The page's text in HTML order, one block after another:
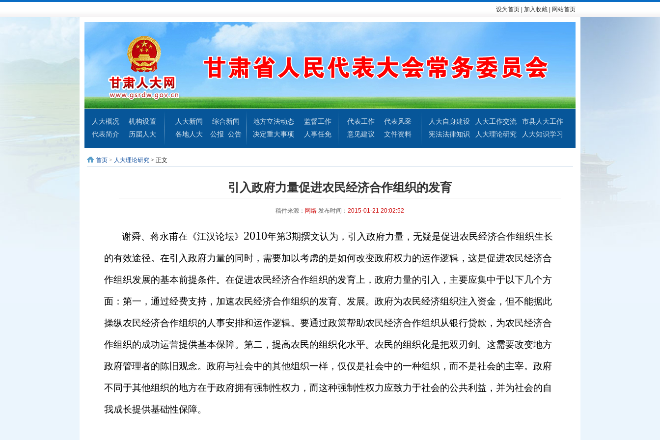
设为首页 加入收藏 网站首页
人大概况
机构设置
代表简介
历届人大
人大新闻
综合新闻
各地人大
公报 公告
地方立法动态
监督工作
决定重大事项
人事任免
代表工作
代表风采
意见建议
文件资料
人大自身建设 人大工作交流
市县人大工作
宪法法律知识
人大理论研究 人大知识学习
首页 > 人大理论研究 > 正文
引入政府力量促进农民经济合作组织的发育
稿件来源： 网络 发布时间： 2015-01-21 20:02:52
谢舜、蒋永甫在《江汉论坛》 2010年第3期撰文认为，引入政府力量，无疑是促进农民经济合作组织生长
的有效途径。在引入政府力量的同时，需要加以考虑的是如何改变政府权力的运作逻辑，这是促进农民经济合
作组织发展的基本前提条件。在促进农民经济合作组织的发育上，政府力量的引入，主要应集中于以下几个方
面：第一，通过经费支持，加速农民经济合作组织的发育、发展。政府为农民经济组织注入资金，但不能据此
操纵农民经济合作组织的人事安排和运作逻辑。要通过政策帮助农民经济合作组织从银行贷款，为农民经济合
作组织的成功运营提供基本保障。第二，提高农民的组织化水平。农民的组织化是把双刃剑。这需要改变地方
政府管理者的陈旧观念。政府与社会中的其他组织一样，仅仅是社会中的一种组织，而不是社会的主宰。政府
不同于其他组织的地方在于政府拥有强制性权力，而这种强制性权力应致力于社会的公共利益，并为社会的自
我成长提供基础性保障。